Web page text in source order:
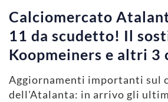
Calciomercato
11 da scudetto! Il
Koopmeiners e altri 3
Aggiornamenti importanti sul
dell'Atalanta: in arrivo gli